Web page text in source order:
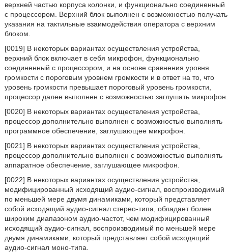
верхней частью корпуса колонки, и функционально соединенный
с процессором. Верхний блок выполнен с возможностью получать
указания на тактильные взаимодействия оператора с верхним
блоком.
[0019] В некоторых вариантах осуществления устройства,
верхний блок включает в себя микрофон, функционально
соединенный с процессором, и на основе сравнения уровня
громкости с пороговым уровнем громкости и в ответ на то, что
уровень громкости превышает пороговый уровень громкости,
процессор далее выполнен с возможностью заглушать микрофон.
[0020] В некоторых вариантах осуществления устройства,
процессор дополнительно выполнен с возможностью выполнять
программное обеспечение, заглушающее микрофон.
[0021] В некоторых вариантах осуществления устройства,
процессор дополнительно выполнен с возможностью выполнять
аппаратное обеспечение, заглушающее микрофон.
[0022] В некоторых вариантах осуществления устройства,
модифицированный исходящий аудио-сигнал, воспроизводимый
по меньшей мере двумя динамиками, который представляет
собой исходящий аудио-сигнал стерео-типа, обладает более
широким диапазоном аудио-частот, чем модифицированный
исходящий аудио-сигнал, воспроизводимый по меньшей мере
двумя динамиками, который представляет собой исходящий
аудио-сигнал моно-типа.